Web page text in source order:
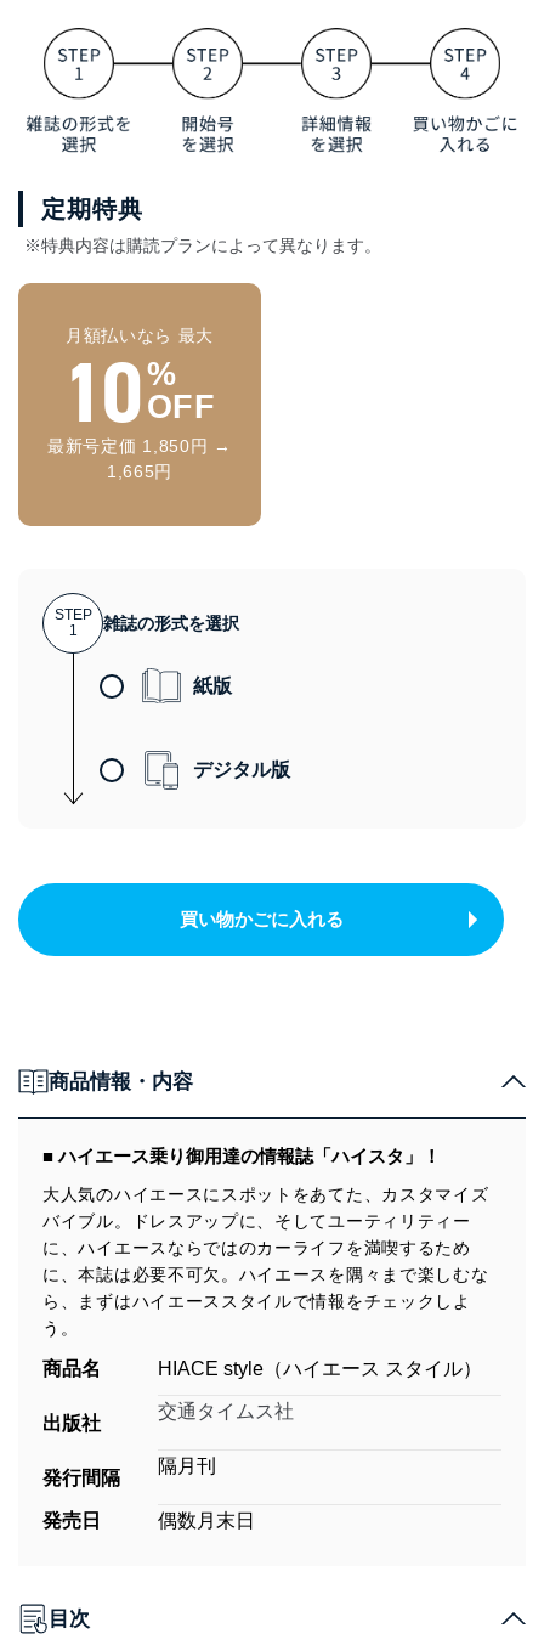
定期特典
※特典内容は購読プランによって異なります。
月額払いなら 最大
10%
OFF
最新号定価 1,850円 →
1,665円
STEP
1
雑誌の形式を選択
紙版
デジタル版
買い物かごに入れる
商品情報・内容
■ ハイエース乗り御用達の情報誌「ハイスタ」！
大人気のハイエースにスポットをあてた、カスタマイズ
バイブル。ドレスアップに、そしてユーティリティー
に、ハイエースならではのカーライフを満喫するため
に、本誌は必要不可欠。ハイエースを隅々まで楽しむな
ら、まずはハイエーススタイルで情報をチェックしよ
う。
商品名 HIACE style（ハイエース スタイル）
出版社
交通タイムス社
発行間隔
隔月刊
発売日 偶数月末日
目次